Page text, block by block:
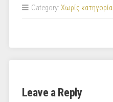
Category: Χωρίς κατηγορία
Leave a Reply